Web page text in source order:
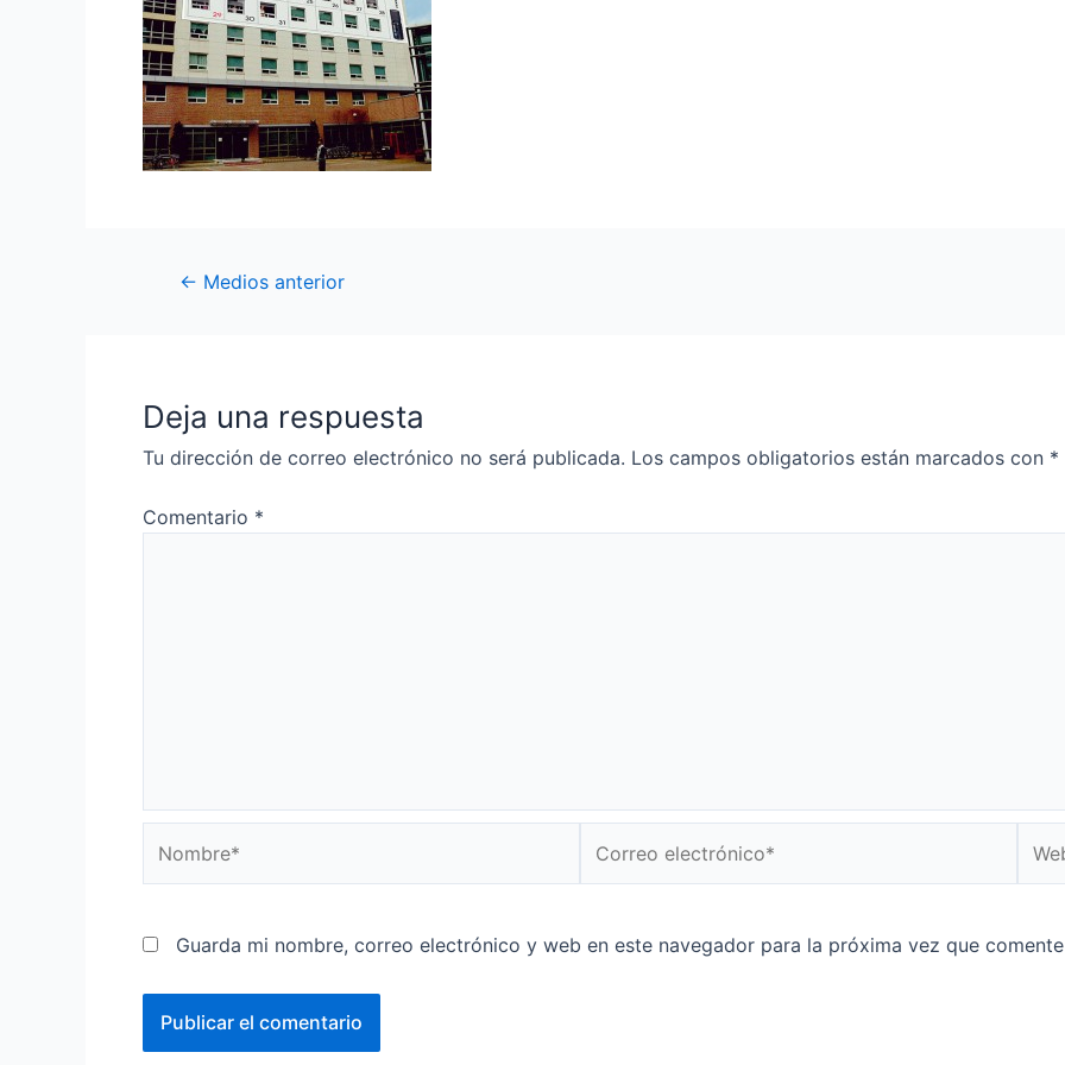
← Medios anterior
Deja una respuesta
Tu dirección de correo electrónico no será publicada. Los campos obligatorios están marcados con *
Comentario *
electrónico*
Guarda mi nombre, correo electrónico y web en este navegador para la próxima vez que